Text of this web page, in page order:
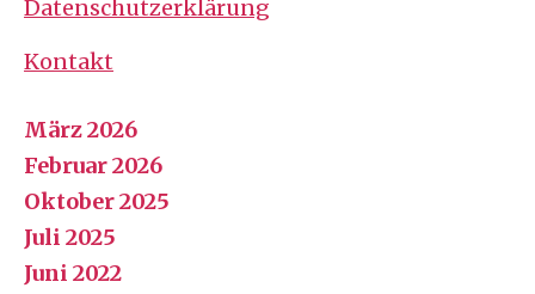
Datenschutzerklärung
Kontakt
März 2026
Februar 2026
Oktober 2025
Juli 2025
Juni 2022